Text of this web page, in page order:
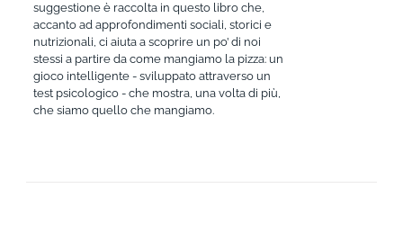
suggestione è raccolta in questo libro che,
accanto ad approfondimenti sociali, storici e
nutrizionali, ci aiuta a scoprire un po’ di noi
stessi a partire da come mangiamo la pizza: un
gioco intelligente - sviluppato attraverso un
test psicologico - che mostra, una volta di più,
che siamo quello che mangiamo.